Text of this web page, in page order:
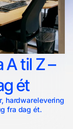
til Z –
ét
hardwarelevering
fra dag ét.